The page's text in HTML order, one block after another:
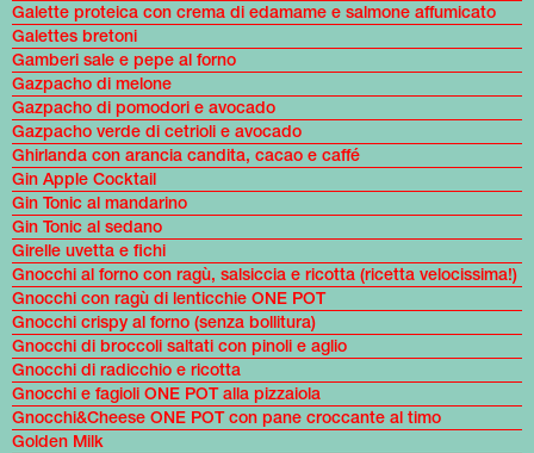
Galette proteica con crema di edamame e salmone affumicato
Galettes bretoni
Gamberi sale e pepe al forno
Gazpacho di melone
Gazpacho di pomodori e avocado
Gazpacho verde di cetrioli e avocado
Ghirlanda con arancia candita, cacao e caffé
Gin Apple Cocktail
Gin Tonic al mandarino
Gin Tonic al sedano
Girelle uvetta e fichi
Gnocchi al forno con ragù, salsiccia e ricotta (ricetta velocissima!)
Gnocchi con ragù di lenticchie ONE POT
Gnocchi crispy al forno (senza bollitura)
Gnocchi di broccoli saltati con pinoli e aglio
Gnocchi di radicchio e ricotta
Gnocchi e fagioli ONE POT alla pizzaiola
Gnocchi&Cheese ONE POT con pane croccante al timo
Golden Milk